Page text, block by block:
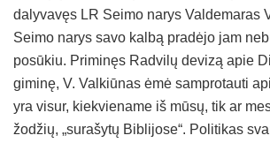
dalyvavęs LR Seimo narys Valdemaras
Seimo narys savo kalbą pradėjo jam
posūkiu. Priminęs Radvilų devizą apie
giminę, V. Valkiūnas ėmė samprotauti
yra visur, kiekviename iš mūsų, tik ar
žodžių, „surašytų Biblijose“. Politikas